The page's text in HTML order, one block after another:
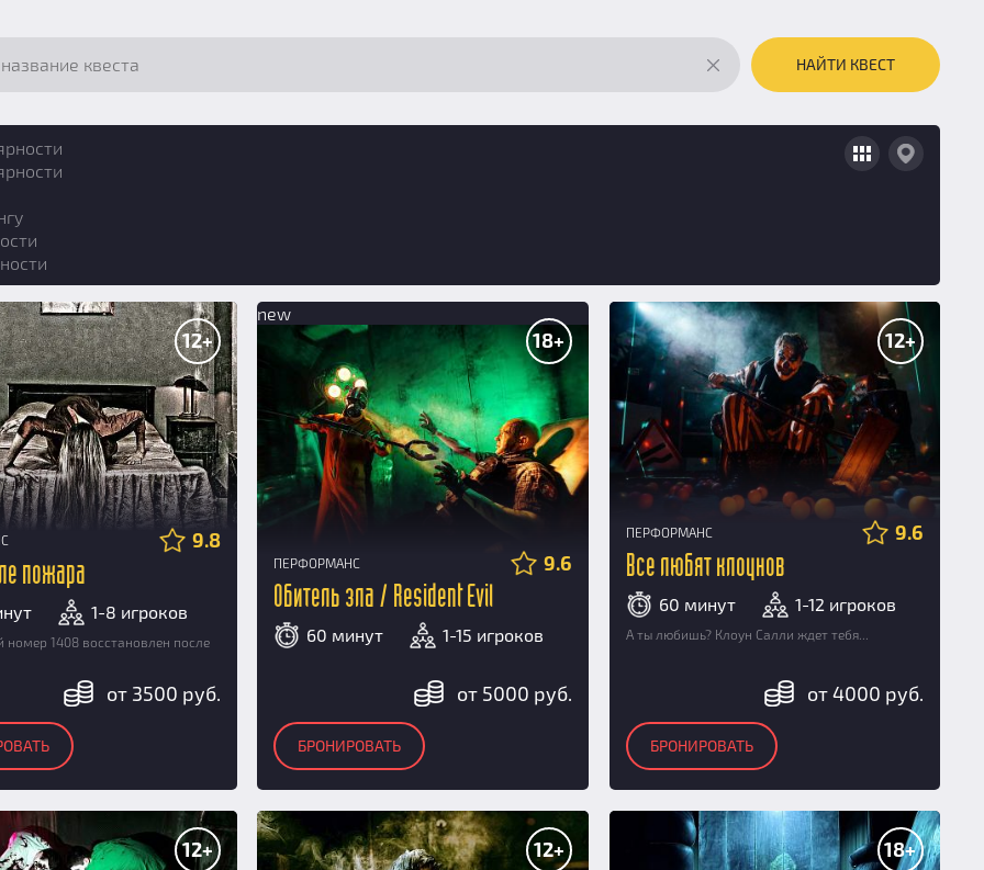
НАЙТИ КВЕСТ
12+
9.8
пожара
1-8 игроков
номер 1408 восстановлен после
от 3500 руб.
18+
new
ПЕРФОРМАНС 9.6
Обитель зла / Resident Evil
60 минут 1-15 игроков
от 5000 руб.
БРОНИРОВАТЬ
12+
ПЕРФОРМАНС 9.6
Все любят клоунов
60 минут 1-12 игроков
А ты любишь? Клоун Салли ждет тебя...
от 4000 руб.
БРОНИРОВАТЬ
12+ 12+ 18+